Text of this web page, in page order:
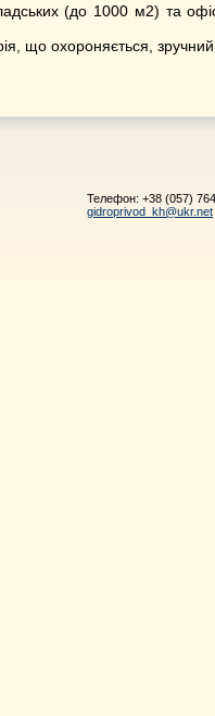
(до 1000 м2) та
що охороняється, зручний
Телефон: +38 (057)
gidroprivod_kh@ukr.net